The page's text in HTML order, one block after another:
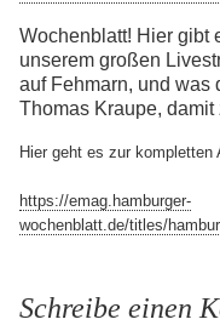
Wochenblatt! Hier gibt
unserem großen
auf Fehmarn, und was
Thomas Kraupe, damit
Hier geht es zur kompletten
https://emag.hamburger-
wochenblatt.de/titles/
Schreibe einen